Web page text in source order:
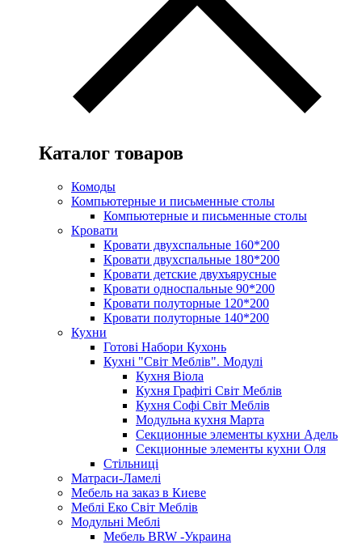
Каталог товаров
Комоды
Компьютерные и письменные столы
Компьютерные и письменные столы
Кровати
Кровати двухспальные 160*200
Кровати двухспальные 180*200
Кровати детские двухъярусные
Кровати односпальные 90*200
Кровати полуторные 120*200
Кровати полуторные 140*200
Кухни
Готові Набори Кухонь
Кухні "Світ Меблів". Модулі
Кухня Віола
Кухня Графіті Світ Меблів
Кухня Софі Світ Меблів
Модульна кухня Марта
Секционные элементы кухни Адель
Секционные элементы кухни Оля
Стільниці
Матраси-Ламелі
Мебель на заказ в Киеве
Меблі Еко Світ Меблів
Модульні Меблі
Мебель BRW -Украина